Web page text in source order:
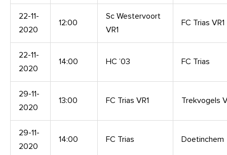
22-11-
2020
12:00
Sc Westervoort
VR1
FC Trias VR1
22-11-
2020
14:00 HC ’03 FC Trias
29-11-
2020
13:00 FC Trias VR1 Trekvogels
29-11-
2020
14:00 FC Trias Doetinchem